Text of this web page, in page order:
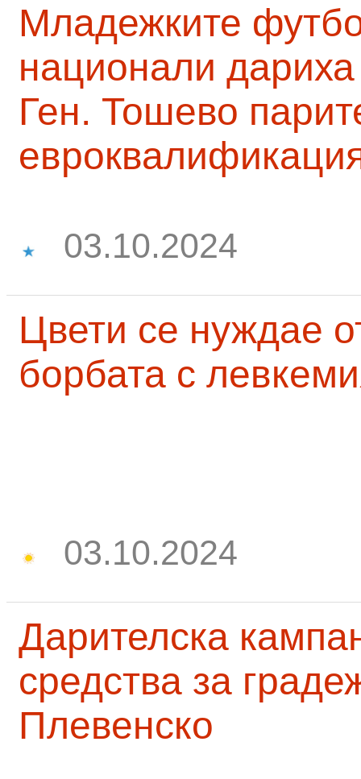
Младежките
национали
Ген. Тошево
03.10.2024
Цвети се нуждае
борбата с
03.10.2024
Дарителска
средства за
Плевенско